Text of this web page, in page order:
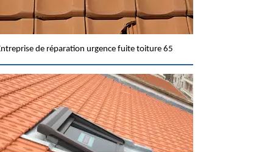
de réparation urgence fuite toiture 65